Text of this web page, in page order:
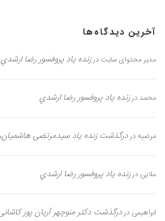
آخرین دیدگاه‌ها
مدیر محتوای سایت درزنده یاد پروفسور رضا ارشدي
محمد درزنده یاد پروفسور رضا ارشدي
مرضیه دردرگذشت زنده یاد سیدمرتضی هاشمیان،
ملایی درزنده یاد پروفسور رضا ارشدي
ابراهیمی دردرگذشت دکتر منوچهر آریان پور